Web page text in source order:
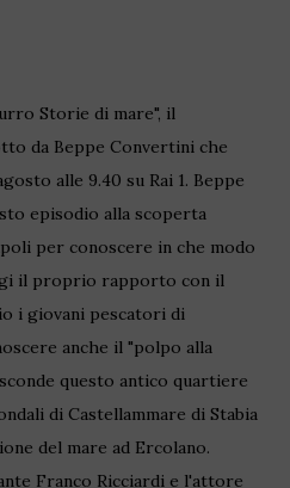
Storie di mare", il
da Beppe Convertini che
alle 9.40 su Rai 1. Beppe
episodio alla scoperta
per conoscere in che modo
il proprio rapporto con il
i giovani pescatori di
anche il "polpo alla
questo antico quartiere
di Castellammare di Stabia
del mare ad Ercolano.
Franco Ricciardi e l'attore